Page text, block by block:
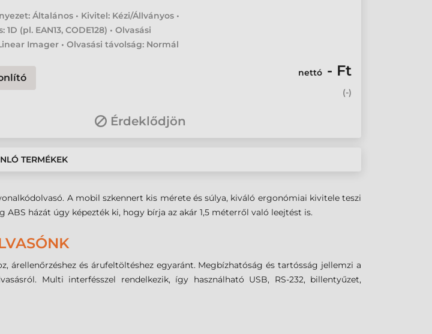
Általános • Kivitel: Kézi/Állványos •
(pl. EAN13, CODE128) • Olvasási
Imager • Olvasási távolság: Normál
nettó - Ft
(-)
Érdeklődjön
TERMÉKEK
A mobil szkennert kis mérete és súlya, kiváló ergonómiai kivitele teszi
házát úgy képezték ki, hogy bírja az akár 1,5 méterről való leejtést is.
árellenőrzéshez és árufeltöltéshez egyaránt. Megbízhatóság és tartósság jellemzi a
Multi interfésszel rendelkezik, így használható USB, RS-232, billentyűzet,